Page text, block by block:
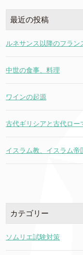
最近の投稿
ルネサンス以降のフラン
中世の食事、料理
ワインの起源
古代ギリシアと古代ロー
イスラム教、イスラム帝
カテゴリー
ソムリエ試験対策